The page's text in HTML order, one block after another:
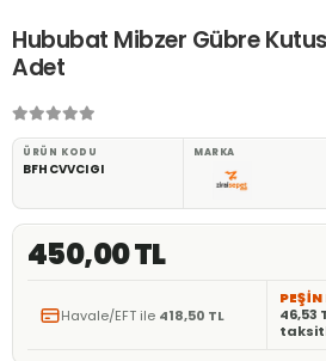
Hububat Mibzer Gübre
Adet
ÜRÜN KODU
BFHCVVCIGI
MARKA
450,00 TL
Havale/EFT ile 418,50 TL
46,53